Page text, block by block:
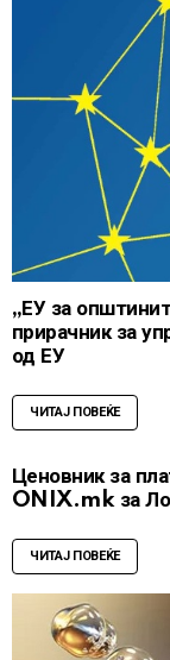
„ЕУ за
прирачник за
од ЕУ
ЧИТАЈ ПОВЕЌЕ
Ценовник за
ONIX.mk за
ЧИТАЈ ПОВЕЌЕ